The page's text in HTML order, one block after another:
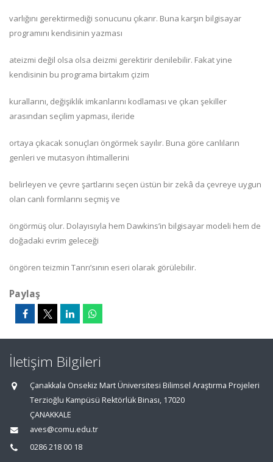
varlığını gerektirmediği sonucunu çıkarır. Buna karşın bilgisayar
programını kendisinin yazması
ateizmi değil olsa olsa deizmi gerektirir denilebilir. Fakat yine
kendisinin bu programa birtakım çizim
kurallarını, değişiklik imkanlarını kodlaması ve çıkan şekiller
arasından seçilim yapması, ileride
ortaya çıkacak sonuçları öngörmek sayılır. Buna göre canlıların
genleri ve mutasyon ihtimallerini
belirleyen ve çevre şartlarını seçen üstün bir zekâ da çevreye uygun
olan canlı formlarını seçmiş ve
öngörmüş olur. Dolayısıyla hem Dawkins’in bilgisayar modeli hem de
doğadaki evrim geleceği
öngören teizmin Tanrı’sının eseri olarak görülebilir.
Paylaş
İletişim Bilgileri
Çanakkala Onsekiz Mart Üniversitesi Bilimsel Araştırma Projeleri
Terzioğlu Kampüsü Rektörlük Binası, 17020
ÇANAKKALE
aves@comu.edu.tr
0286 218 00 18